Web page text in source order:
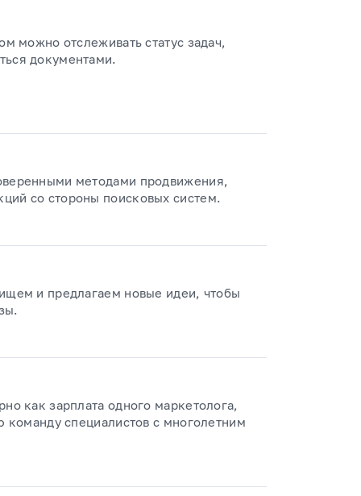
можно отслеживать статус задач,
документами.
методами продвижения,
со стороны поисковых систем.
и предлагаем новые идеи, чтобы
как зарплата одного маркетолога,
команду специалистов с многолетним